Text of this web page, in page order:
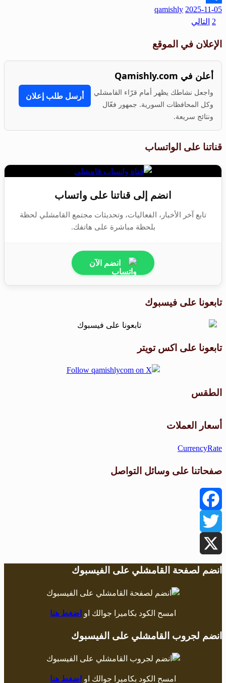
Share
2025-11-05
qamishly
2 التالي
الإعلان في الموقع
أعلن في Qamishly.com
واجعل نشاطك يظهر أمام قرّاء القامشلي
وكل المحافظات السورية. جمهور فعّال
ونتائج سريعة.
أرسل طلب إعلان
قناتنا على الواتساب
انضم إلى قناتنا على واتساب
تابع آخر الأخبار، الفعاليات، وتحديثات مجتمع القامشلي لحظة
بلحظة مباشرة على هاتفك.
انضم الآن
تابعونا على فيسبوك
تابعونا على اكس تويتر
الطقس
أسعار العملات
CurrencyRate
صفحاتنا على وسائل التواصل
Facebook
Twitter
X
انضم لصفحة القامشلي على الفيسبوك
امسح الكود بكاميرا جوالك او اضغط هنا
انضم لجروب القامشلي على الفيسبوك
امسح الكود بكاميرا جوالك او اضغط هنا